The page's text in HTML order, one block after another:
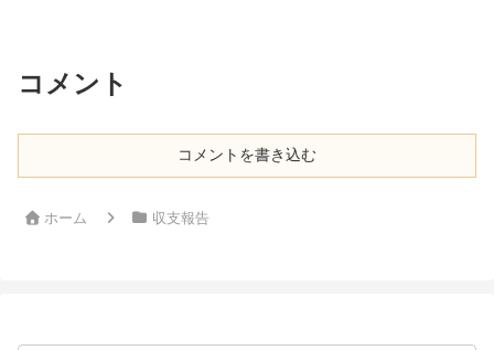
コメント
コメントを書き込む
ホーム 収支報告